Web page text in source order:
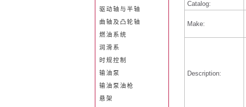
Catalog:
Make:
Description:
驱动轴与半轴
曲轴及凸轮轴
燃油系统
润滑系
时规控制
输油泵
输油泵油枪
悬架